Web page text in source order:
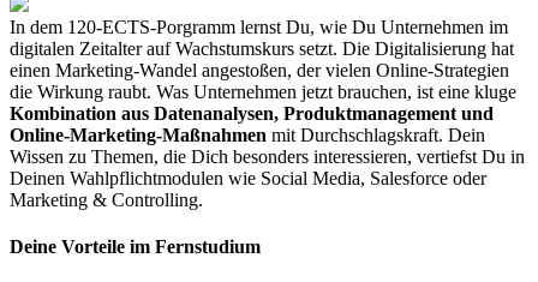
In dem 120-ECTS-Porgramm lernst Du, wie Du Unternehmen im
digitalen Zeitalter auf Wachstumskurs setzt. Die Digitalisierung hat
einen Marketing-Wandel angestoßen, der vielen Online-Strategien
die Wirkung raubt. Was Unternehmen jetzt brauchen, ist eine kluge
Kombination aus Datenanalysen, Produktmanagement und
Online-Marketing-Maßnahmen mit Durchschlagskraft. Dein
Wissen zu Themen, die Dich besonders interessieren, vertiefst Du in
Deinen Wahlpflichtmodulen wie Social Media, Salesforce oder
Marketing & Controlling.
Deine Vorteile im Fernstudium